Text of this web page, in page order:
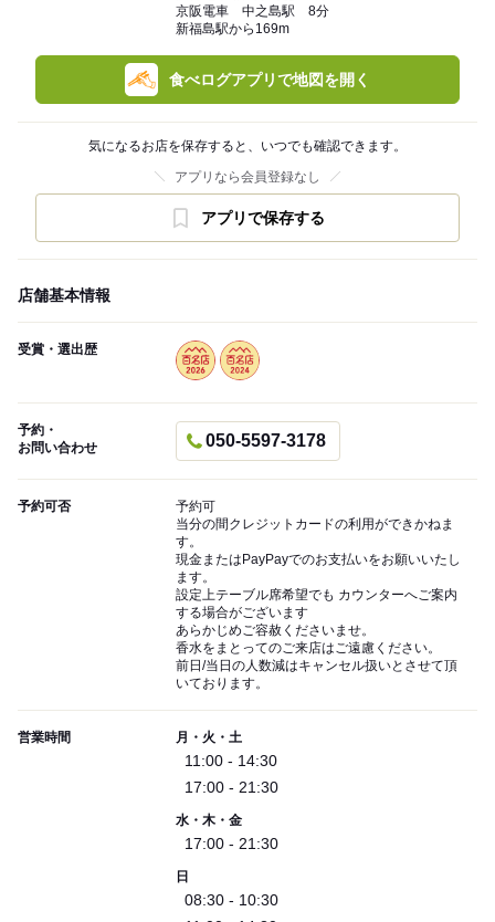
京阪電車 中之島駅 8分
新福島駅から169m
食べログアプリで地図を開く
気になるお店を保存すると、いつでも確認できます。
アプリなら会員登録なし
アプリで保存する
店舗基本情報
受賞・選出歴
予約・
お問い合わせ
050-5597-3178
予約可否
予約可
当分の間クレジットカードの利用ができかねま
す。
現金またはPayPayでのお支払いをお願いいたし
ます。
設定上テーブル席希望でも カウンターへご案内
する場合がございます
あらかじめご容赦くださいませ。
香水をまとってのご来店はご遠慮ください。
前日/当日の人数減はキャンセル扱いとさせて頂
いております。
営業時間 月・火・土
11:00 - 14:30
17:00 - 21:30
水・木・金
17:00 - 21:30
日
08:30 - 10:30